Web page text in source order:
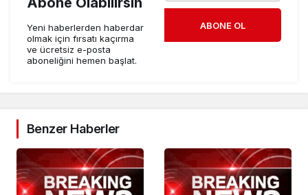
Yeni haberlerden haberdar
olmak için fırsatı kaçırma
ve ücretsiz e-posta
aboneliğini hemen başlat.
ABONE OL
Benzer Haberler